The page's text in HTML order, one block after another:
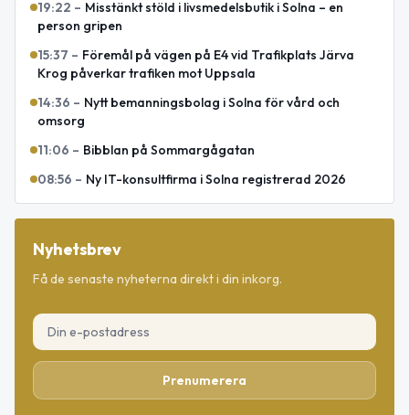
19:22 – Misstänkt stöld i livsmedelsbutik i Solna – en
person gripen
15:37 – Föremål på vägen på E4 vid Trafikplats Järva
Krog påverkar trafiken mot Uppsala
14:36 – Nytt bemanningsbolag i Solna för vård och
omsorg
11:06 – Bibblan på Sommargågatan
08:56 – Ny IT-konsultfirma i Solna registrerad 2026
Nyhetsbrev
Få de senaste nyheterna direkt i din inkorg.
Prenumerera